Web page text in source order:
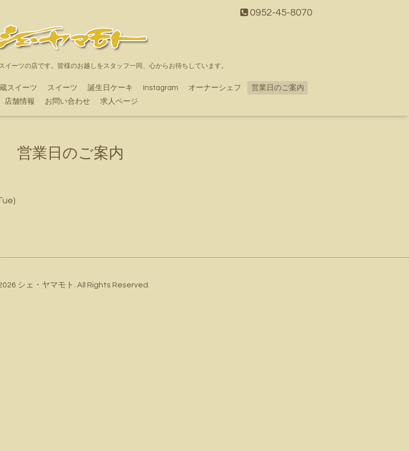
0952-45-8070
イーツの店です。皆様のお越しをスタッフ一同、心からお待ちしています。
スイーツ スイーツ 誕生日ケーキ Instagram オーナーシェフ
営業日のご案内
店舗情報
お問い合わせ 求人ページ
営業日のご案内
シェ・ヤマモト . All Rights Reserved.